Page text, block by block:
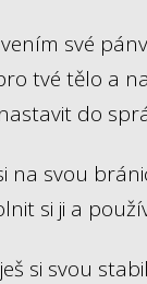
své
tvé tělo a
do
na svou
si ji a
si svou